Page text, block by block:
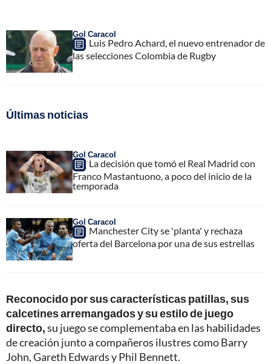
Gol Caracol
Luis Pedro Achard, el nuevo entrenador de
las selecciones Colombia de Rugby
Últimas noticias
Gol Caracol
La decisión que tomó el Real Madrid con
Franco Mastantuono, a poco del inicio de la
temporada
Gol Caracol
Manchester City se 'planta' y rechaza
oferta del Barcelona por una de sus estrellas
Reconocido por sus características patillas, sus
calcetines arremangados y su estilo de juego
directo,su juego se complementaba en las habilidades
de creación junto a compañeros ilustres como Barry
John, Gareth Edwards y Phil Bennett.